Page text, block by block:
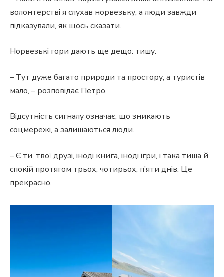
волонтерстві я слухав норвезьку, а люди завжди
підказували, як щось сказати.
Норвезькі гори дають ще дещо: тишу.
– Тут дуже багато природи та простору, а туристів
мало, – розповідає Петро.
Відсутність сигналу означає, що зникають
соцмережі, а залишаються люди.
– Є ти, твої друзі, іноді книга, іноді ігри, і така тиша й
спокій протягом трьох, чотирьох, п’яти днів. Це
прекрасно.